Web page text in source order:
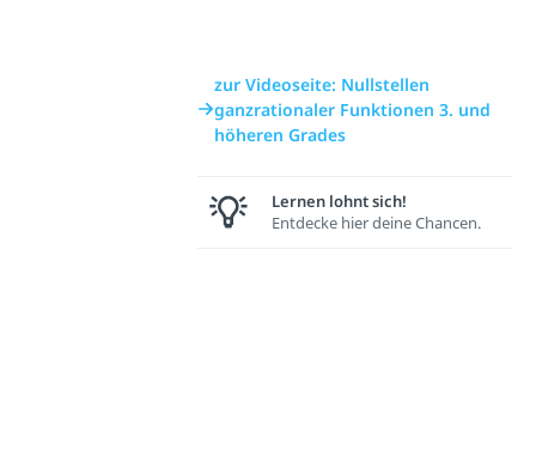
zur Videoseite: Nullstellen
ganzrationaler Funktionen 3. und
höheren Grades
Lernen lohnt sich!
Entdecke hier deine Chancen.